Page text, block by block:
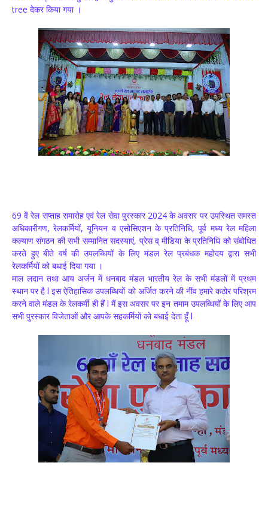
tree देकर किया गया ।
69 वें रेल सप्ताह समारोह एवं रेल सेवा पुरस्कार 2024 के अवसर पर उपस्थित समस्त
अधिकारीगण, रेलकर्मियों, यूनियन व एसोसिएशन के प्रतिनिधि, पूर्व मध्य रेल महिला
कल्याण संगठन की सभी सम्मानित सदस्याएं, प्रेस व् मीडिया के प्रतिनिधि को संबोधित
करते हुए बीते वर्ष की उपलब्धियों के लिए मंडल रेल प्रबंधक महोदय द्वारा सभी
रेलकर्मियों को बधाई दिया गया ।
माल लदान तथा आय अर्जन में धनबाद मंडल भारतीय रेल के सभी मंडलों में प्रथम
स्थान पर है l इस ऐतिहासिक उपलब्धियों को अर्जित करने की नींव हमारे कठोर परिश्रम
करने वाले मंडल के रेलकर्मी ही हैं l मैं इस अवसर पर इन तमाम उपलब्धियों के लिए आप
सभी पुरस्कार विजेताओं और आपके सहकर्मियों को बधाई देता हूँ l